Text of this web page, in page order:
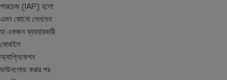
পারচেজ (IAP) হলো
এমন কোনো লেনদেন
যা একজন ব্যবহারকারী
মোবাইল
অ্যাপ্লিকেশন
ডাউনলোড করার পর